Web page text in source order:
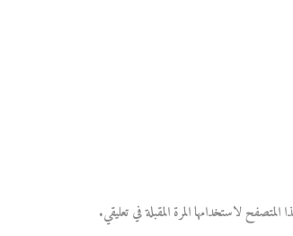
لاستخدامها المرة المقبلة في تعليقي.